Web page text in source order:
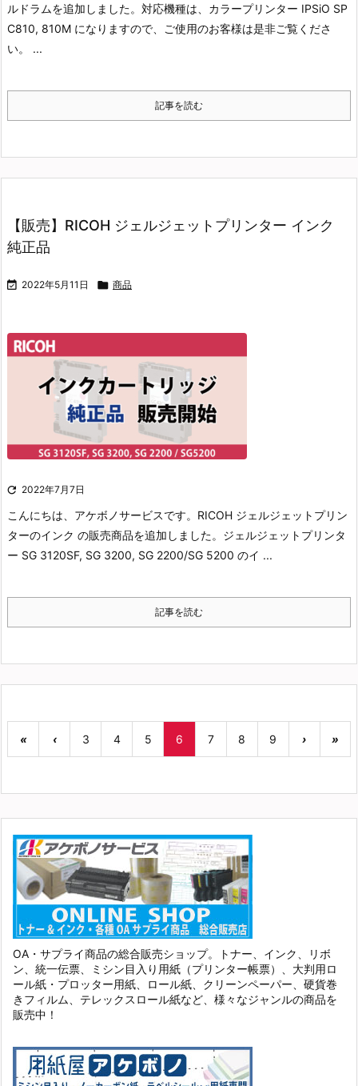
ルドラムを追加しました。 対応機種は、カラープリンター IPSiO SP
C810, 810M になりますので、ご使用のお客様は是非ご覧くださ
い。 ...
記事を読む
【販売】RICOH ジェルジェットプリンター インク
純正品
 2022年5月11日  商品
 2022年7月7日
こんにちは、アケボノサービスです。 RICOH ジェルジェットプリン
ターのインク の販売商品を追加しました。 ジェルジェットプリンタ
ー SG 3120SF, SG 3200, SG 2200/SG 5200 のイ ...
記事を読む
« ‹ 3 4 5 6 7 8 9 › »
OA・サプライ商品の総合販売ショップ。トナー、インク、リボ
ン、統一伝票、ミシン目入り用紙（プリンター帳票）、大判用ロ
ール紙・プロッター用紙、ロール紙、クリーンペーパー、硬貨巻
きフィルム、テレックスロール紙など、様々なジャンルの商品を
販売中！